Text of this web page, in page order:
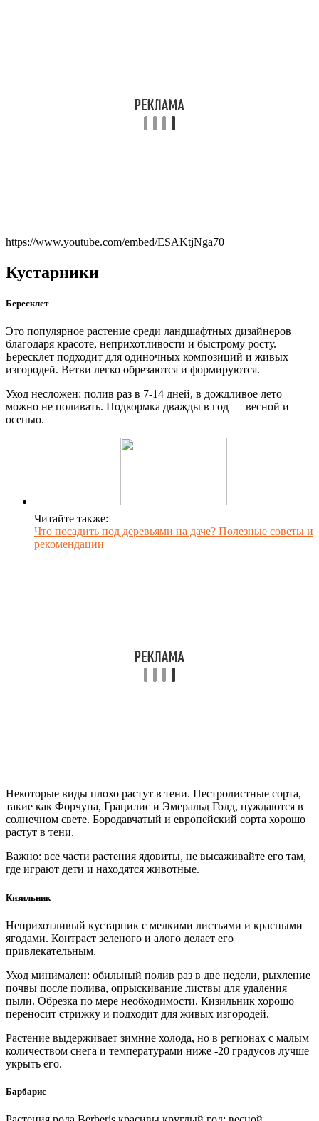
https://www.youtube.com/embed/ESAKtjNga70
Кустарники
Бересклет
Это популярное растение среди ландшафтных дизайнеров
благодаря красоте, неприхотливости и быстрому росту.
Бересклет подходит для одиночных композиций и живых
изгородей. Ветви легко обрезаются и формируются.
Уход несложен: полив раз в 7-14 дней, в дождливое лето
можно не поливать. Подкормка дважды в год — весной и
осенью.
Читайте также:
Что посадить под деревьями на даче? Полезные советы и
рекомендации
Некоторые виды плохо растут в тени. Пестролистные сорта,
такие как Форчуна, Грацилис и Эмеральд Голд, нуждаются в
солнечном свете. Бородавчатый и европейский сорта хорошо
растут в тени.
Важно: все части растения ядовиты, не высаживайте его там,
где играют дети и находятся животные.
Кизильник
Неприхотливый кустарник с мелкими листьями и красными
ягодами. Контраст зеленого и алого делает его
привлекательным.
Уход минимален: обильный полив раз в две недели, рыхление
почвы после полива, опрыскивание листвы для удаления
пыли. Обрезка по мере необходимости. Кизильник хорошо
переносит стрижку и подходит для живых изгородей.
Растение выдерживает зимние холода, но в регионах с малым
количеством снега и температурами ниже -20 градусов лучше
укрыть его.
Барбарис